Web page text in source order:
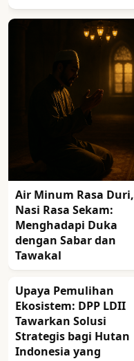
Air Minum Rasa Duri,
Nasi Rasa Sekam:
Menghadapi Duka
dengan Sabar dan
Tawakal
Upaya Pemulihan
Ekosistem: DPP LDII
Tawarkan Solusi
Strategis bagi Hutan
Indonesia yang